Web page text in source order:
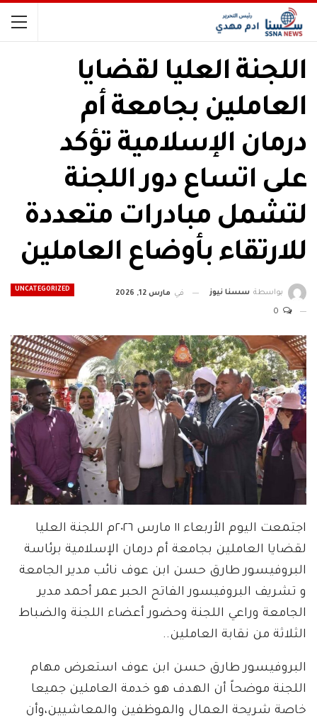
اللجنة العليا لقضايا
العاملين بجامعة أم
درمان الإسلامية تؤكد
على اتساع دور اللجنة
لتشمل مبادرات متعددة
للارتقاء بأوضاع العاملين
UNCATEGORIZED بواسطة سسنا نيوز في مارس 12, 2026
اجتمعت اليوم الأربعاء ١١ مارس ٢٠٢٦م اللجنة العليا
لقضايا العاملين بجامعة أم درمان الإسلامية برئاسة
البروفيسور طارق حسن ابن عوف نائب مدير الجامعة
و تشريف البروفيسور الفاتح الحبر عمر أحمد مدير
الجامعة وراعي اللجنة وحضور أعضاء اللجنة والضباط
الثلاثة من نقابة العاملين..
البروفيسور طارق حسن ابن عوف استعرض مهام
اللجنة موضحاً أن الهدف هو خدمة العاملين جميعا
خاصة شريحة العمال والموظفين والمعاشيين،وأن